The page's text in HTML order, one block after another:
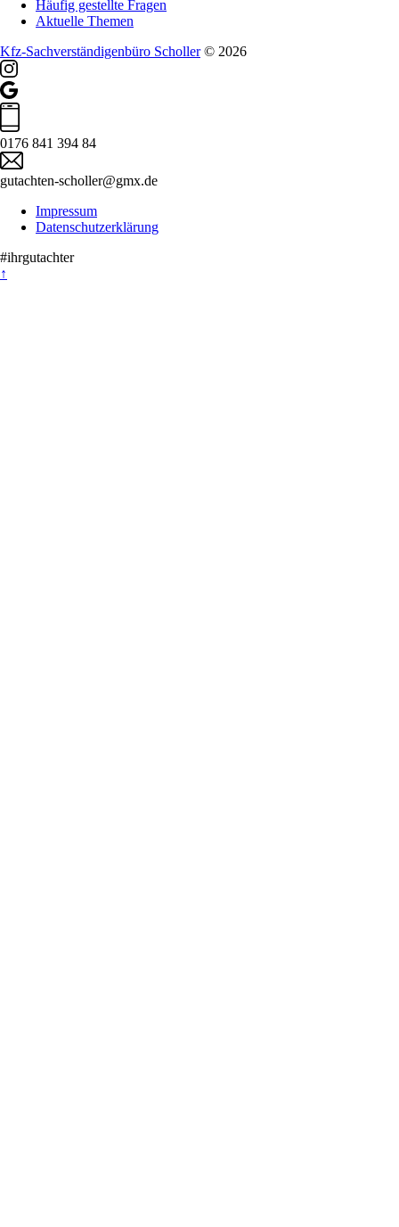
Häufig gestellte Fragen
Aktuelle Themen
Kfz-Sachverständigenbüro Scholler© 2026
0176 841 394 84
gutachten-scholler@gmx.de
Impressum
Datenschutzerklärung
#ihrgutachter
↑